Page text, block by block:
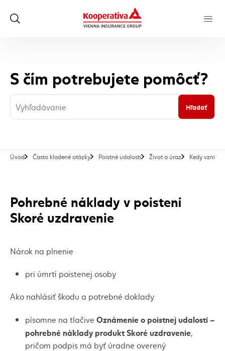
S čím potrebujete pomôcť?
Hľadať
Úvod Často kladené otázky Poistné udalosti Život a úraz Kedy vzniká
Pohrebné náklady v poistení
Skoré uzdravenie
Nárok na plnenie
pri úmrtí poistenej osoby
Ako nahlásiť škodu a potrebné doklady
písomne na tlačive Oznámenie o poistnej udalosti –
pohrebné náklady produkt Skoré uzdravenie,
pričom podpis má byť úradne overený